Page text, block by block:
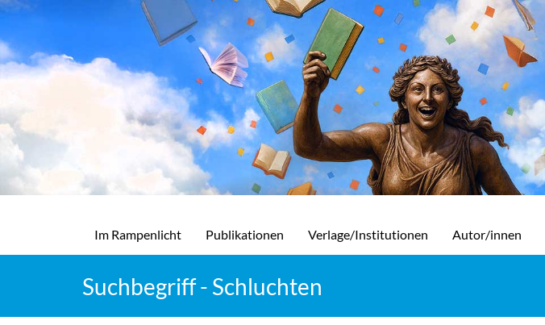
Im Rampenlicht Publikationen Verlage/Institutionen Autor/innen
Suchbegriff - Schluchten